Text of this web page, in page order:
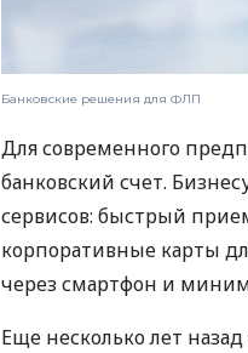
Банковские решения для ФЛП
Для современного
банковский счет.
сервисов: быстрый
корпоративные карты
через смартфон и
Еще несколько лет